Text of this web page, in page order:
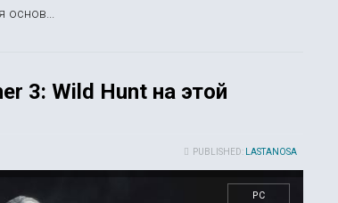
основ...
3: Wild Hunt на этой
PUBLISHED: LASTANOSA
PC